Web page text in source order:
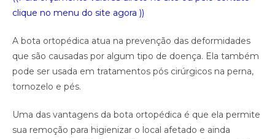
clique no menu do site agora ))
A bota ortopédica atua na prevenção das deformidades
que são causadas por algum tipo de doença. Ela também
pode ser usada em tratamentos pós cirúrgicos na perna,
tornozelo e pés.
Uma das vantagens da bota ortopédica é que ela permite
sua remoção para higienizar o local afetado e ainda